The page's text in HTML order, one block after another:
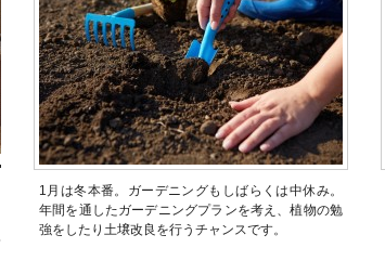
1月は冬本番。ガーデニングもしばらくは中休み。
年間を通したガーデニングプランを考え、植物の勉
強をしたり土壌改良を行うチャンスです。